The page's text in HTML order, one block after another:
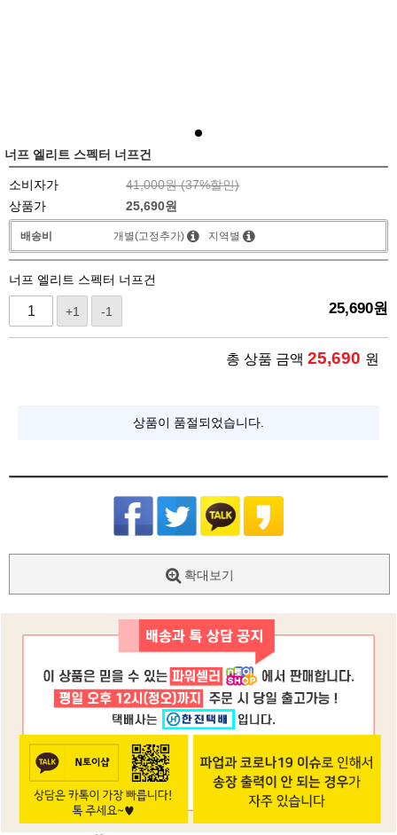
너프 엘리트 스펙터 너프건
소비자가 41,000원 (37%할인)
상품가
25,690원
배송비 개별(고정추가) 지역별
너프 엘리트 스펙터 너프건
+1 -1 25,690원
총 상품 금액 25,690 원
상품이 품절되었습니다.
확대보기